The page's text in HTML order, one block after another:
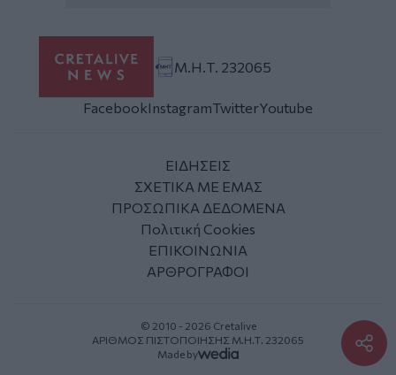
Μ.Η.Τ. 232065
FacebookInstagramTwitterYoutube
ΕΙΔΗΣΕΙΣ
ΣΧΕΤΙΚΑ ΜΕ ΕΜΑΣ
ΠΡΟΣΩΠΙΚΑ ΔΕΔΟΜΕΝΑ
Πολιτική Cookies
ΕΠΙΚΟΙΝΩΝΙΑ
ΑΡΘΡΟΓΡΑΦΟΙ
© 2010 - 2026 Cretalive
ΑΡΙΘΜΟΣ ΠΙΣΤΟΠΟΙΗΣΗΣ Μ.Η.Τ. 232065
Made by